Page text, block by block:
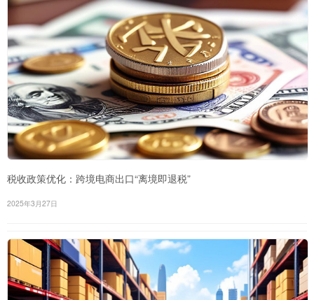
税收政策优化：跨境电商出口“离境即退税”
2025年3月27日